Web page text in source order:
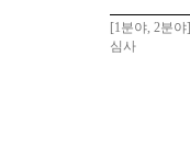
[1분야, 2분야]
심사